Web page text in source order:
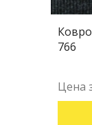
766